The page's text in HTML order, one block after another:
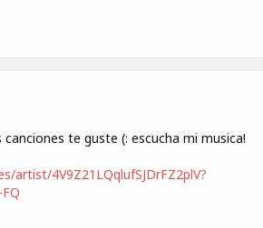
te guste (: escucha mi musica!
artist/4V9Z21LQqlufSJDrFZ2plV?